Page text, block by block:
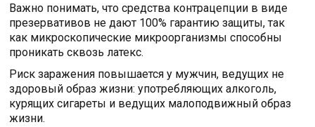
Важно понимать, что средства контрацепции в виде
презервативов не дают 100% гарантию защиты, так
как микроскопические микроорганизмы способны
проникать сквозь латекс.
Риск заражения повышается у мужчин, ведущих не
здоровый образ жизни: употребляющих алкоголь,
курящих сигареты и ведущих малоподвижный образ
жизни.